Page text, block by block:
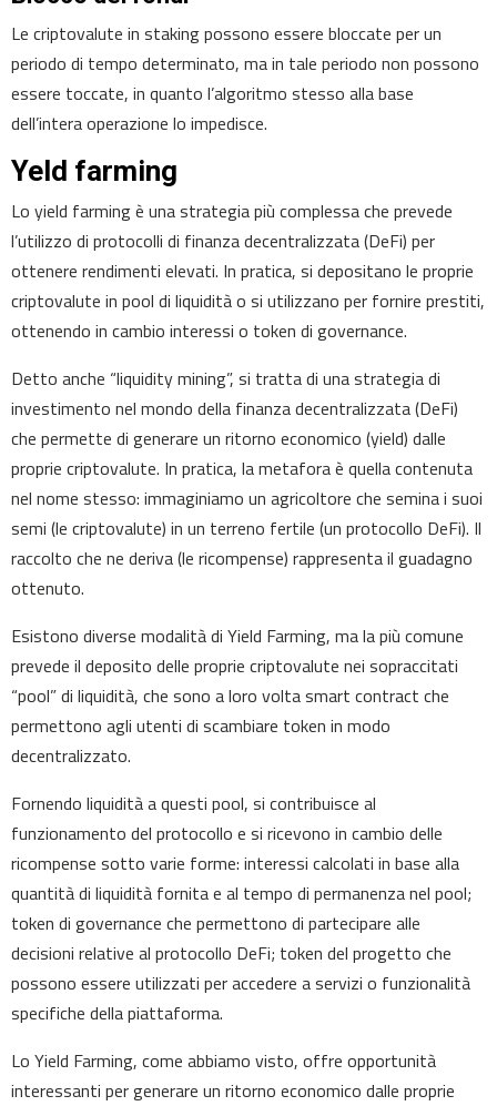
Le criptovalute in staking possono essere bloccate per un
periodo di tempo determinato, ma in tale periodo non possono
essere toccate, in quanto l’algoritmo stesso alla base
dell’intera operazione lo impedisce.
Yeld farming
Lo yield farming è una strategia più complessa che prevede
l’utilizzo di protocolli di finanza decentralizzata (DeFi) per
ottenere rendimenti elevati. In pratica, si depositano le proprie
criptovalute in pool di liquidità o si utilizzano per fornire prestiti,
ottenendo in cambio interessi o token di governance.
Detto anche “liquidity mining”, si tratta di una strategia di
investimento nel mondo della finanza decentralizzata (DeFi)
che permette di generare un ritorno economico (yield) dalle
proprie criptovalute. In pratica, la metafora è quella contenuta
nel nome stesso: immaginiamo un agricoltore che semina i suoi
semi (le criptovalute) in un terreno fertile (un protocollo DeFi). Il
raccolto che ne deriva (le ricompense) rappresenta il guadagno
ottenuto.
Esistono diverse modalità di Yield Farming, ma la più comune
prevede il deposito delle proprie criptovalute nei sopraccitati
“pool” di liquidità, che sono a loro volta smart contract che
permettono agli utenti di scambiare token in modo
decentralizzato.
Fornendo liquidità a questi pool, si contribuisce al
funzionamento del protocollo e si ricevono in cambio delle
ricompense sotto varie forme: interessi calcolati in base alla
quantità di liquidità fornita e al tempo di permanenza nel pool;
token di governance che permettono di partecipare alle
decisioni relative al protocollo DeFi; token del progetto che
possono essere utilizzati per accedere a servizi o funzionalità
specifiche della piattaforma.
Lo Yield Farming, come abbiamo visto, offre opportunità
interessanti per generare un ritorno economico dalle proprie